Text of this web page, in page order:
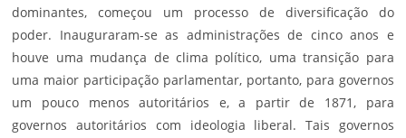
dominantes, começou um processo de diversificação do
poder. Inauguraram-se as administrações de cinco anos e
houve uma mudança de clima político, uma transição para
uma maior participação parlamentar, portanto, para governos
um pouco menos autoritários e, a partir de 1871, para
governos autoritários com ideologia liberal. Tais governos